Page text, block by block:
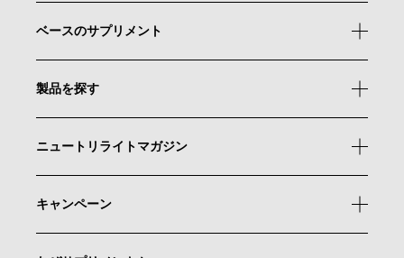
ベースのサプリメント
製品を探す
ニュートリライトマガジン
キャンペーン